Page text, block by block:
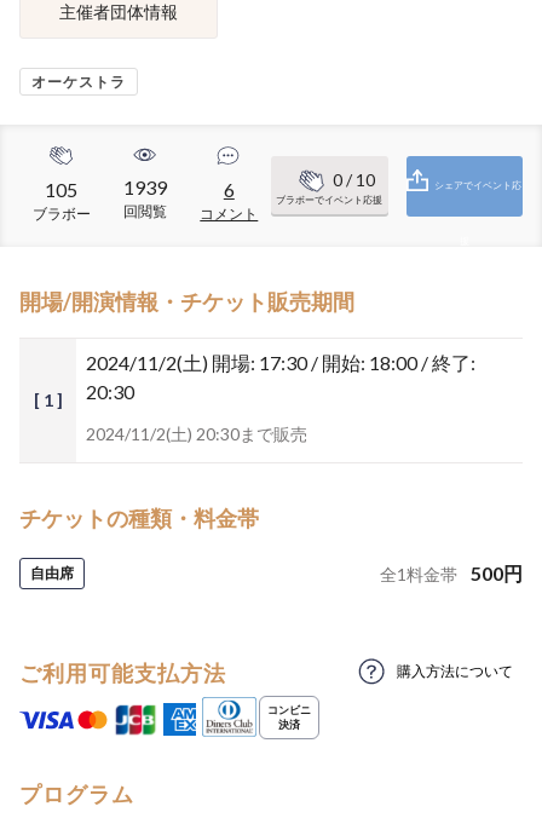
主催者団体情報
オーケストラ
105
ブラボー
1939
回閲覧
6
コメント
0/ 10
ブラボーでイベント応援
シェアでイベント応
開場/開演情報・チケット販売期間
[ 1 ]
2024/11/2(土) 開場: 17:30 / 開始: 18:00 / 終了:
20:30
2024/11/2(土) 20:30まで販売
チケットの種類・料金帯
自由席 全1料金帯 500円
ご利用可能支払方法 購入方法について
プログラム